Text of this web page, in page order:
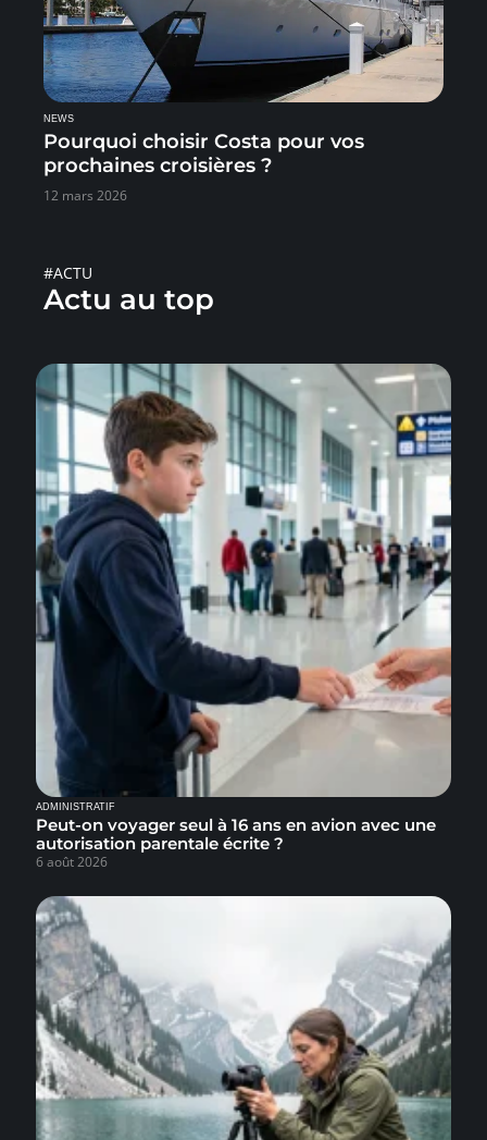
NEWS
Pourquoi choisir Costa pour vos
prochaines croisières ?
12 mars 2026
#ACTU
Actu au top
ADMINISTRATIF
Peut-on voyager seul à 16 ans en avion avec une
autorisation parentale écrite ?
6 août 2026